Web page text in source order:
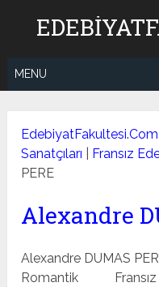
MENU
EdebiyatFakultesi.Com
Sanatçıları
Fransız
PERE
Alexandre
Alexandre DUMAS
Romantik